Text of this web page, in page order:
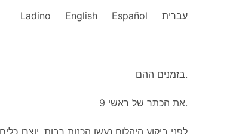
Ladino English Español עברית
בזמנים ההם.
את הכתר של ראשי 9.
לפני ביקוע היהלום נעשו הכנות רבות. יוצרו